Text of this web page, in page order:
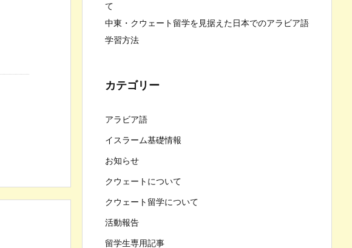
て
中東・クウェート留学を見据えた日本でのアラビア語
学習方法
カテゴリー
アラビア語
イスラーム基礎情報
お知らせ
クウェートについて
クウェート留学について
活動報告
留学生専用記事